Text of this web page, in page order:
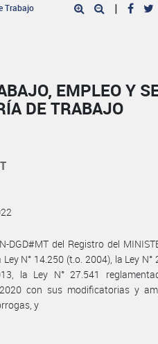
Trabajo
|
EMPLEO Y
DE TRABAJO
DGD#MT del Registro del
Ley N° 14.250 (t.o. 2004), la Ley
la Ley N° 27.541
con sus modificatorias y
y